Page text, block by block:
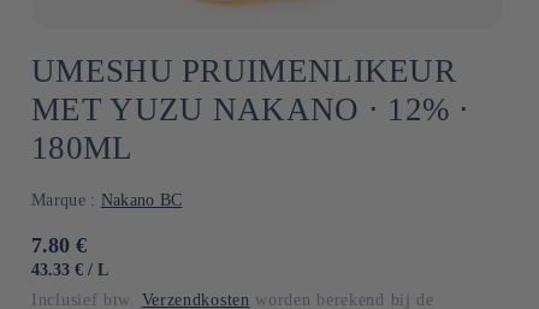
UMESHU PRUIMENLIKEUR
MET YUZU NAKANO ⋅ 12% ⋅
180ML
Marque : Nakano BC
Normale
prijs
7.80 €
EENHEIDSPRIJS
43.33 € / PER
L
Inclusief btw. Verzendkosten worden berekend bij de